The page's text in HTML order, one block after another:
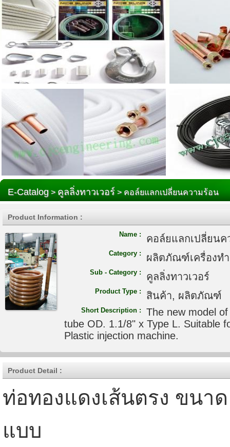
E-Catalog > คูลลิ่งทาวเวอร์ > คอล์ยแลกเปลี่ยนความร้อน
Product Information :
Name : คอล์ยแลกเปลี่ยนค
Category : ผลิตภัณฑ์เครื่องท
Sub - Category : คูลลิ่งทาวเวอร์
Product Type : สินค้า, ผลิตภัณฑ์
Short Description :
The new model
tube OD. 1.1/8" x Type L. Suitable
Plastic injection machine.
Product Detail :
ท่อทองแดงเส้นตรง ขนา
แบบ